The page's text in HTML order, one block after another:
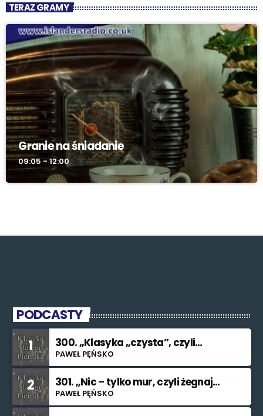
TERAZ GRAMY
Granie na śniadanie
09:05 - 12:00
PODCASTY
1
300. „Klasyka „czysta”, czyli
znowu nie świętuję”
PAWEŁ PĘŃSKO
2
301. „Nic – tylko mur, czyli żegnaj
smutku”
PAWEŁ PĘŃSKO